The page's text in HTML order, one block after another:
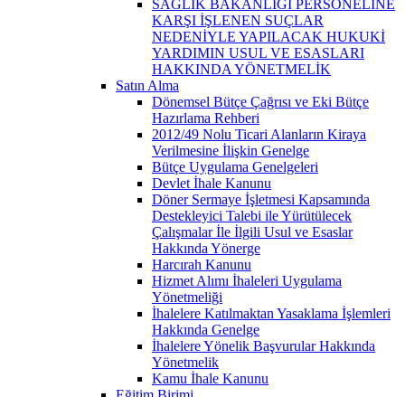
SAĞLIK BAKANLIĞI PERSONELİNE
KARŞI İŞLENEN SUÇLAR
NEDENİYLE YAPILACAK HUKUKİ
YARDIMIN USUL VE ESASLARI
HAKKINDA YÖNETMELİK
Satın Alma
Dönemsel Bütçe Çağrısı ve Eki Bütçe
Hazırlama Rehberi
2012/49 Nolu Ticari Alanların Kiraya
Verilmesine İlişkin Genelge
Bütçe Uygulama Genelgeleri
Devlet İhale Kanunu
Döner Sermaye İşletmesi Kapsamında
Destekleyici Talebi ile Yürütülecek
Çalışmalar İle İlgili Usul ve Esaslar
Hakkında Yönerge
Harcırah Kanunu
Hizmet Alımı İhaleleri Uygulama
Yönetmeliği
İhalelere Katılmaktan Yasaklama İşlemleri
Hakkında Genelge
İhalelere Yönelik Başvurular Hakkında
Yönetmelik
Kamu İhale Kanunu